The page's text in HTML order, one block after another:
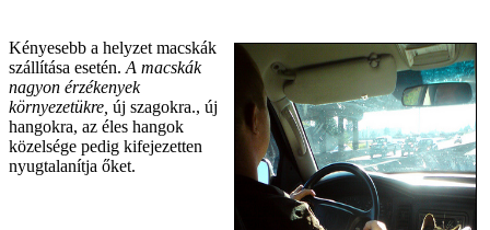
Kényesebb a helyzet macskák
szállítása esetén. A macskák
nagyon érzékenyek
környezetükre, új szagokra., új
hangokra, az éles hangok
közelsége pedig kifejezetten
nyugtalanítja őket.